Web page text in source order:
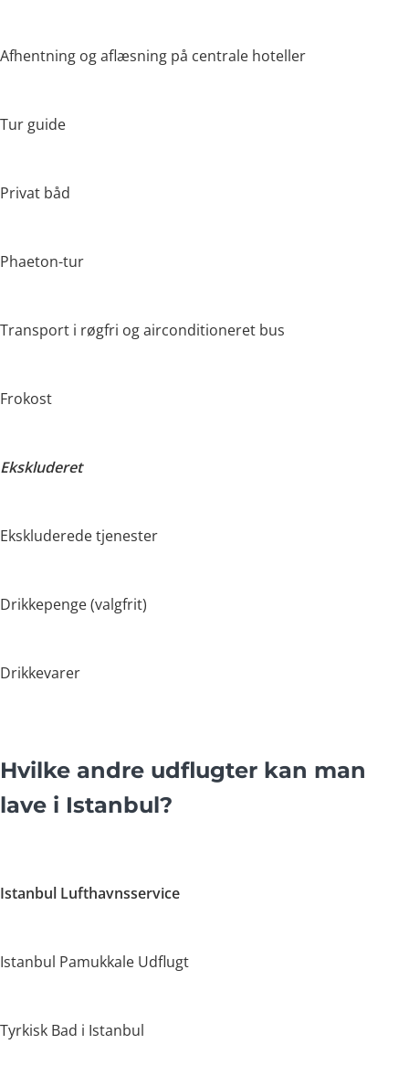
Afhentning og aflæsning på centrale hoteller
Tur guide
Privat båd
Phaeton-tur
Transport i røgfri og airconditioneret bus
Frokost
Ekskluderet
Ekskluderede tjenester
Drikkepenge (valgfrit)
Drikkevarer
Hvilke andre udflugter kan man
lave i Istanbul?
Istanbul Lufthavnsservice
Istanbul Pamukkale Udflugt
Tyrkisk Bad i Istanbul